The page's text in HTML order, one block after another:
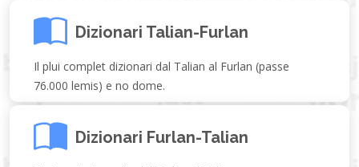
Dizionari Talian-Furlan
Il plui complet dizionari dal Talian al Furlan (passe
76.000 lemis) e no dome.
Dizionari Furlan-Talian